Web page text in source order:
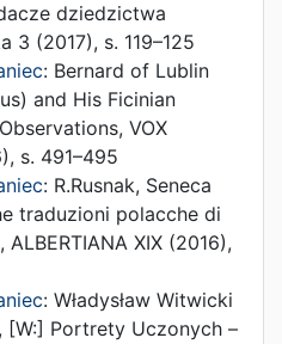
dziedzictwa
3 (2017), s. 119–125
: Bernard of Lublin
and His Ficinian
, VOX
), s. 491–495
: R.Rusnak, Seneca
traduzioni polacche di
, ALBERTIANA XIX (2016),
: Władysław Witwicki
, [W:] Portrety Uczonych –